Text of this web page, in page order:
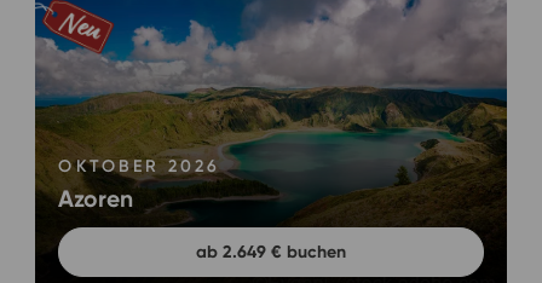
OKTOBER 2026
Azoren
ab 2.649 € buchen